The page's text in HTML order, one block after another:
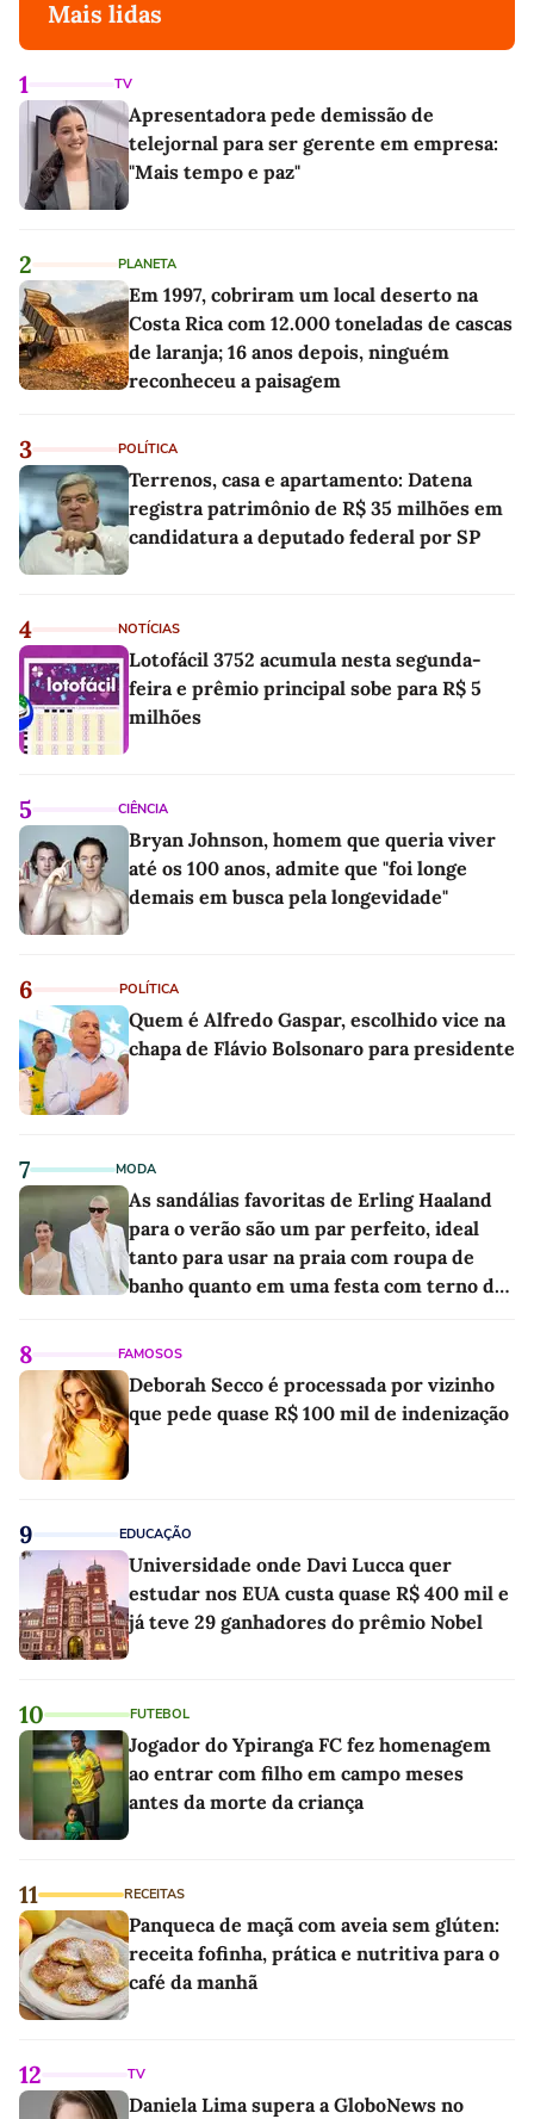
Mais lidas
1 TV
Apresentadora pede demissão de
telejornal para ser gerente em empresa:
"Mais tempo e paz"
2 PLANETA
Em 1997, cobriram um local deserto na
Costa Rica com 12.000 toneladas de cascas
de laranja; 16 anos depois, ninguém
reconheceu a paisagem
3 POLÍTICA
Terrenos, casa e apartamento: Datena
registra patrimônio de R$ 35 milhões em
candidatura a deputado federal por SP
4 NOTÍCIAS
Lotofácil 3752 acumula nesta segunda-
feira e prêmio principal sobe para R$ 5
milhões
5 CIÊNCIA
Bryan Johnson, homem que queria viver
até os 100 anos, admite que "foi longe
demais em busca pela longevidade"
6 POLÍTICA
Quem é Alfredo Gaspar, escolhido vice na
chapa de Flávio Bolsonaro para presidente
7 MODA
As sandálias favoritas de Erling Haaland
para o verão são um par perfeito, ideal
tanto para usar na praia com roupa de
banho quanto em uma festa com terno de
8 FAMOSOS
Deborah Secco é processada por vizinho
que pede quase R$ 100 mil de indenização
9 EDUCAÇÃO
Universidade onde Davi Lucca quer
estudar nos EUA custa quase R$ 400 mil e
já teve 29 ganhadores do prêmio Nobel
10 FUTEBOL
Jogador do Ypiranga FC fez homenagem
ao entrar com filho em campo meses
antes da morte da criança
11 RECEITAS
Panqueca de maçã com aveia sem glúten:
receita fofinha, prática e nutritiva para o
café da manhã
12 TV
Daniela Lima supera a GloboNews no